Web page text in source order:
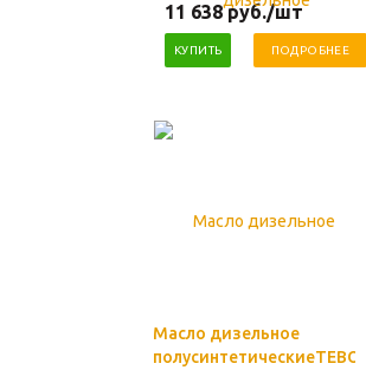
11 638руб./шт
КУПИТЬ ПОДРОБНЕЕ
Масло дизельное
полусинтетическиеTEBOIL